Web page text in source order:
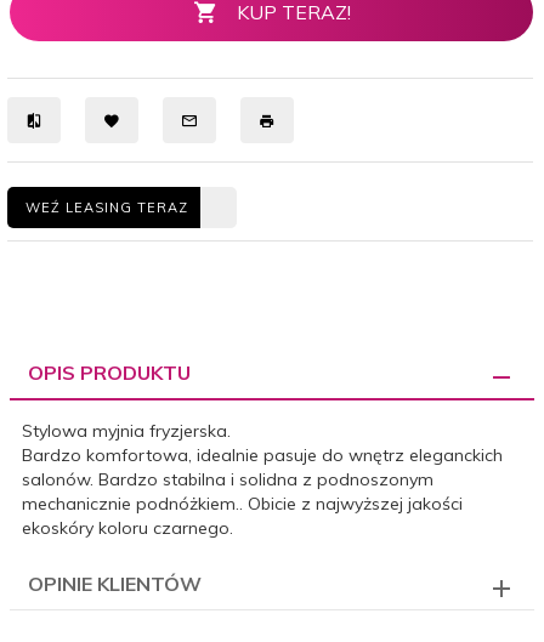
KUP TERAZ!
WEŹ LEASING TERAZ
OPIS PRODUKTU
Stylowa myjnia fryzjerska.
Bardzo komfortowa, idealnie pasuje do wnętrz eleganckich
salonów. Bardzo stabilna i solidna z podnoszonym
mechanicznie podnóżkiem.. Obicie z najwyższej jakości
ekoskóry koloru czarnego.
OPINIE KLIENTÓW